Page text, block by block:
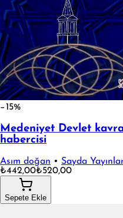
−15%
Medeniyet Devlet
habercisi
Asım doğan • Sayda
₺442,00₺520,00
Sepete Ekle